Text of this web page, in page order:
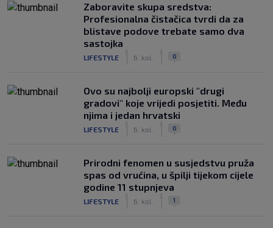
Zaboravite skupa sredstva:
Profesionalna čistačica tvrdi da za
blistave podove trebate samo dva
sastojka
LIFESTYLE 6. kol. 0
Ovo su najbolji europski "drugi
gradovi" koje vrijedi posjetiti. Među
njima i jedan hrvatski
LIFESTYLE 6. kol. 0
Prirodni fenomen u susjedstvu pruža
spas od vrućina, u špilji tijekom cijele
godine 11 stupnjeva
LIFESTYLE 6. kol. 1